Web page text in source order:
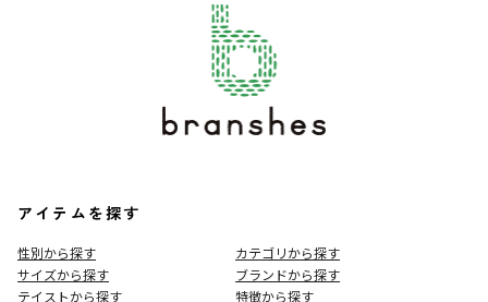
アイテムを探す
性別から探す
カテゴリから探す
サイズから探す
ブランドから探す
テイストから探す
特徴から探す